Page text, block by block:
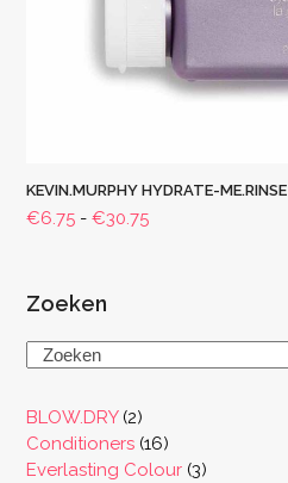
KEVIN.MURPHY HYDRATE-ME.RINSE
€6.75 - €30.75Prijsklasse:
Zoeken
Search
BLOW.DRY 22
producten
Conditioners 1616
producten
Everlasting Colour 33